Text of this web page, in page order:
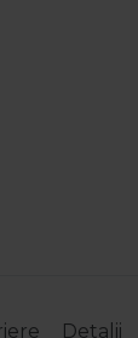
Detalii